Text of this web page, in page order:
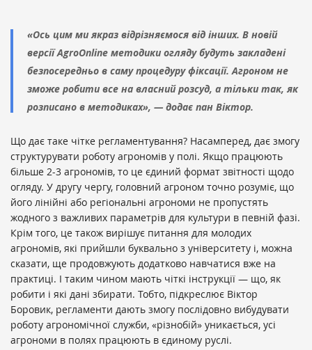
«Ось цим ми якраз відрізняємося від інших. В новій
версії AgroOnline методики огляду будуть закладені
безпосередньо в саму процедуру фіксації. Агроном не
зможе робити все на власний розсуд, а тільки так, як
розписано в методиках», — додає пан Віктор.
Що дає таке чітке регламентування? Насамперед, дає змогу
структурувати роботу агрономів у полі. Якщо працюють
більше 2-3 агрономів, то це єдиний формат звітності щодо
огляду. У другу чергу, головний агроном точно розуміє, що
його лінійні або регіональні агрономи не пропустять
жодного з важливих параметрів для культури в певній фазі.
Крім того, це також вирішує питання для молодих
агрономів, які прийшли буквально з університету і, можна
сказати, ще продовжують додатково навчатися вже на
практиці. І таким чином мають чіткі інструкції — що, як
робити і які дані збирати. Тобто, підкреслює Віктор
Боровик, регламенти дають змогу послідовно вибудувати
роботу агрономічної служби, «різнобій» уникається, усі
агрономи в полях працюють в єдиному руслі.